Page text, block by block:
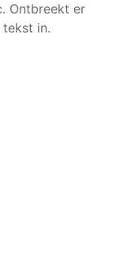
Ontbreekt er
in.